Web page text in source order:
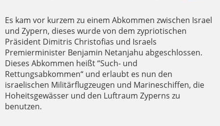
Es kam vor kurzem zu einem Abkommen zwischen Israel
und Zypern, dieses wurde von dem zypriotischen
Präsident Dimitris Christofias und Israels
Premierminister Benjamin Netanjahu abgeschlossen.
Dieses Abkommen heißt “Such- und
Rettungsabkommen“ und erlaubt es nun den
israelischen Militärflugzeugen und Marineschiffen, die
Hoheitsgewässer und den Luftraum Zyperns zu
benutzen.